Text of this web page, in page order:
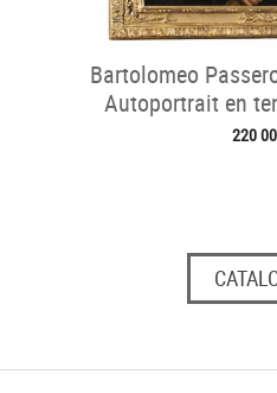
Bartolomeo
Autoportrait en
220